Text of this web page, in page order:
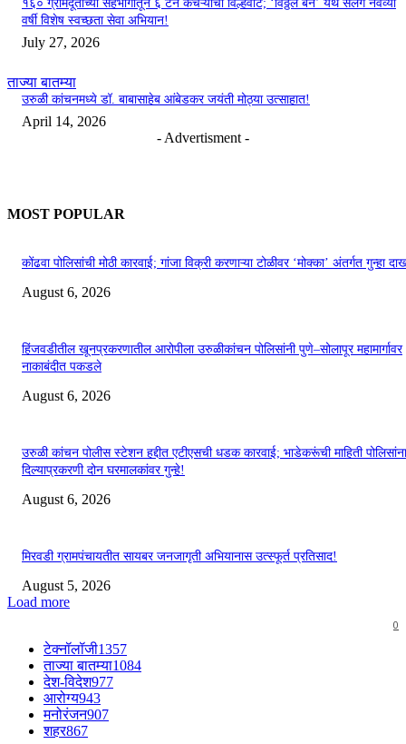
१६० ग्रामदूतांच्या सहभागातून ६ टन कचऱ्याची विल्हेवाट; ‘विठ्ठल बन’ येथे सलग नवव्या
वर्षी विशेष स्वच्छता सेवा अभियान!
July 27, 2026
ताज्या बातम्या
उरुळी कांचनमध्ये डॉ. बाबासाहेब आंबेडकर जयंती मोठ्या उत्साहात!
April 14, 2026
- Advertisment -
MOST POPULAR
कोंढवा पोलिसांची मोठी कारवाई; गांजा विक्री करणाऱ्या टोळीवर ‘मोक्का’ अंतर्गत गुन्हा
August 6, 2026
हिंजवडीतील खूनप्रकरणातील आरोपीला उरुळीकांचन पोलिसांनी पुणे–सोलापूर महामार्गावर
नाकाबंदीत पकडले
August 6, 2026
उरुळी कांचन पोलीस स्टेशन हद्दीत एटीएसची धडक कारवाई; भाडेकरूंची माहिती
दिल्याप्रकरणी दोन घरमालकांवर गुन्हे!
August 6, 2026
मिरवडी ग्रामपंचायतीत सायबर जनजागृती अभियानास उत्स्फूर्त प्रतिसाद!
August 5, 2026
Load more
0
टेक्नॉलॉजी1357
ताज्या बातम्या1084
देश-विदेश977
आरोग्य943
मनोरंजन907
शहर867